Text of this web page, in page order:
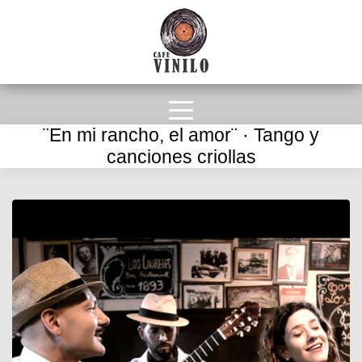
¨En mi rancho, el amor¨ · Tango y
canciones criollas